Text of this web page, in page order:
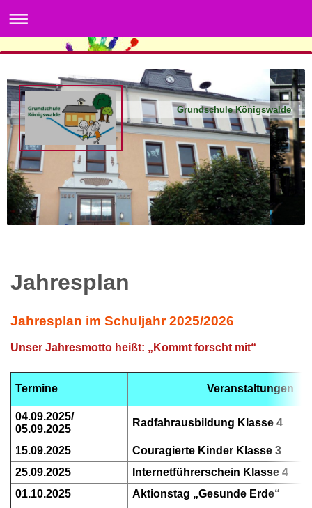
Grundschule Königswalde
Jahresplan
Jahresplan im Schuljahr 2025/2026
Unser Jahresmotto heißt: „Kommt forscht mit“
Termine Veranstaltungen
04.09.2025/
05.09.2025
Radfahrausbildung Klasse 4
15.09.2025
Couragierte Kinder Klasse 3
25.09.2025
Internetführerschein Klasse 4
01.10.2025
Aktionstag „Gesunde Erde“